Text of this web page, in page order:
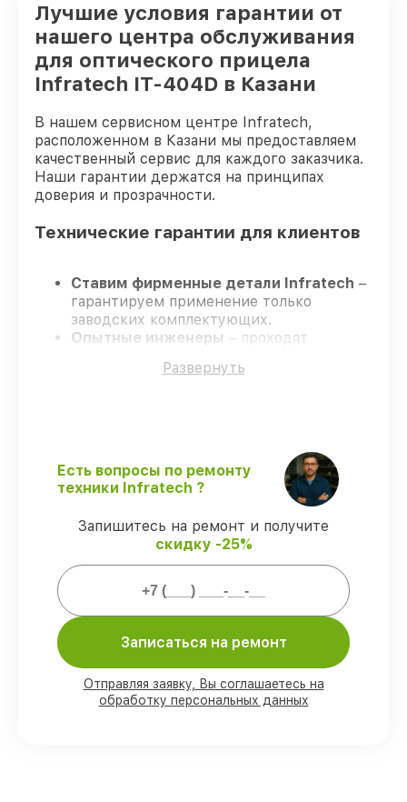
Лучшие условия гарантии от
нашего центра обслуживания
для оптического прицела
Infratech IT-404D в Казани
В нашем сервисном центре Infratech,
расположенном в Казани мы предоставляем
качественный сервис для каждого заказчика.
Наши гарантии держатся на принципах
доверия и прозрачности.
Технические гарантии для клиентов
Ставим фирменные детали Infratech –
гарантируем применение только
заводских комплектующих.
Опытные инженеры – проходят
гарантирует качество выполняемых
строго по договоренности.
Гарантийное сопровождение– все
официальной гарантией Infratech.
Мы гарантируем:
80%
работ закрываем с возможностью
личного присутствия владельца
установке в Казани, остальные доступны
для срочного заказа
Развернуть
Есть вопросы по ремонту
техники Infratech ?
Запишитесь на ремонт и получите
скидку -25%
Записаться на ремонт
Отправляя заявку, Вы соглашаетесь на
обработку персональных данных